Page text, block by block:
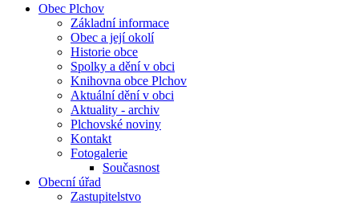
Obec Plchov
Základní informace
Obec a její okolí
Historie obce
Spolky a dění v obci
Knihovna obce Plchov
Aktuální dění v obci
Aktuality - archiv
Plchovské noviny
Kontakt
Fotogalerie
Současnost
Obecní úřad
Zastupitelstvo